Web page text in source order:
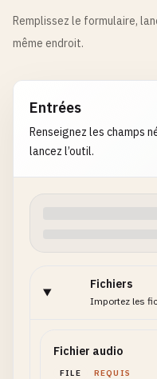
Remplissez le formulaire,
même endroit.
Entrées
Renseignez les champs
lancez l’outil.
Fichiers
Importez les
Fichier audio
FILE REQUIS